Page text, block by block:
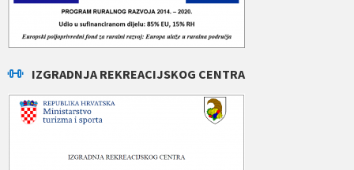
IZGRADNJA REKREACIJSKOG CENTRA